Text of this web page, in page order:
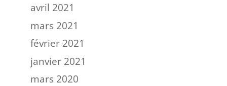
avril 2021
mars 2021
février 2021
janvier 2021
mars 2020